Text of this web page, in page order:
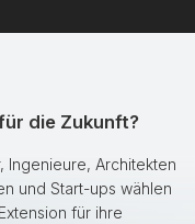
die Zukunft?
Ingenieure, Architekten
und Start-ups wählen
für ihre